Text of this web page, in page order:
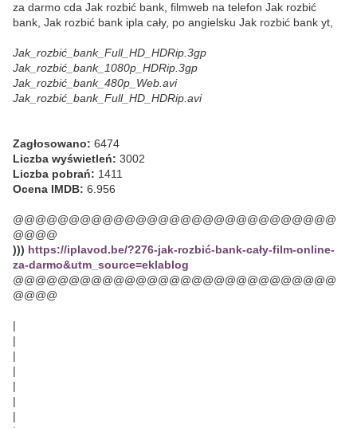
za darmo cda Jak rozbić bank, filmweb na telefon Jak rozbić
bank, Jak rozbić bank ipla cały, po angielsku Jak rozbić bank yt,
Jak_rozbić_bank_Full_HD_HDRip.3gp
Jak_rozbić_bank_1080p_HDRip.3gp
Jak_rozbić_bank_480p_Web.avi
Jak_rozbić_bank_Full_HD_HDRip.avi
Zagłosowano: 6474
Liczba wyświetleń: 3002
Liczba pobrań: 1411
Ocena IMDB: 6.956
@@@@@@@@@@@@@@@@@@@@@@@@@@@@@
@@@@
))) https://iplavod.be/?276-jak-rozbić-bank-cały-film-online-
za-darmo&utm_source=eklablog
@@@@@@@@@@@@@@@@@@@@@@@@@@@@@
@@@@
|
|
|
|
|
|
|